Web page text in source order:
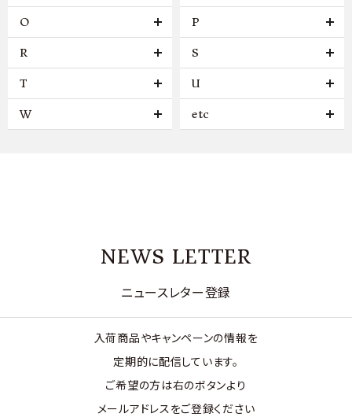
O P
R S
T U
W etc
NEWS LETTER
ニュースレター登録
入荷商品やキャンペーンの情報を
定期的に配信しています。
ご希望の方は右のボタンより
メールアドレスをご登録ください